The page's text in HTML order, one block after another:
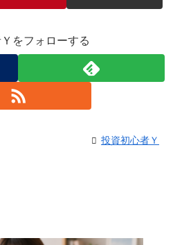
をフォローする
投資初心者Ｙ